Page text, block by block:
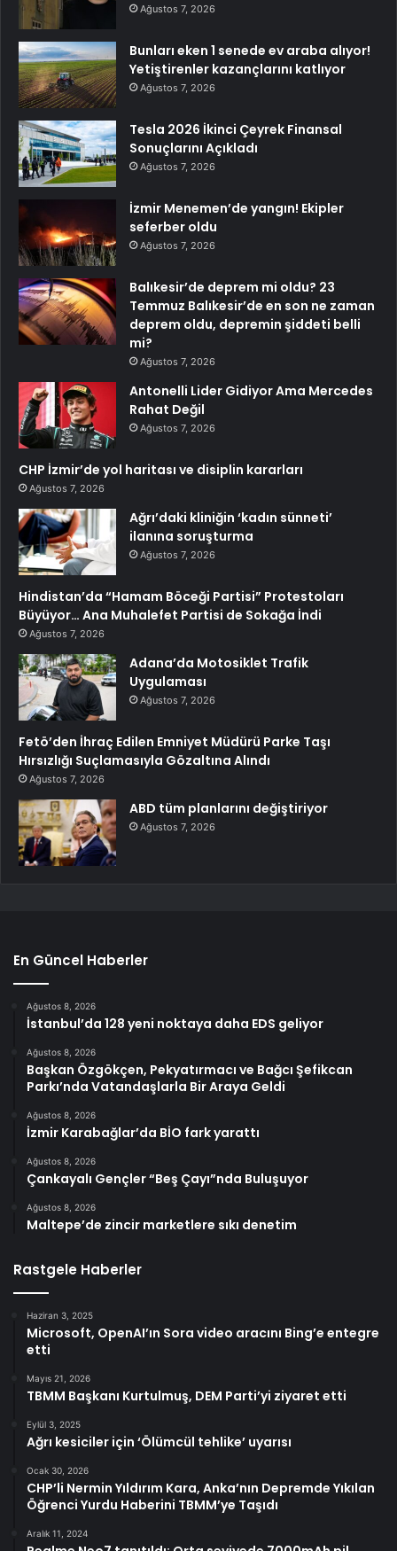
Ağustos 7, 2026
Bunları eken 1 senede ev araba alıyor!
Yetiştirenler kazançlarını katlıyor
Ağustos 7, 2026
Tesla 2026 İkinci Çeyrek Finansal
Sonuçlarını Açıkladı
Ağustos 7, 2026
İzmir Menemen’de yangın! Ekipler
seferber oldu
Ağustos 7, 2026
Balıkesir’de deprem mi oldu? 23
Temmuz Balıkesir’de en son ne zaman
deprem oldu, depremin şiddeti belli
mi?
Ağustos 7, 2026
Antonelli Lider Gidiyor Ama Mercedes
Rahat Değil
Ağustos 7, 2026
CHP İzmir’de yol haritası ve disiplin kararları
Ağustos 7, 2026
Ağrı’daki kliniğin ‘kadın sünneti’
ilanına soruşturma
Ağustos 7, 2026
Hindistan’da “Hamam Böceği Partisi” Protestoları
Büyüyor… Ana Muhalefet Partisi de Sokağa İndi
Ağustos 7, 2026
Adana’da Motosiklet Trafik
Uygulaması
Ağustos 7, 2026
Fetö’den İhraç Edilen Emniyet Müdürü Parke Taşı
Hırsızlığı Suçlamasıyla Gözaltına Alındı
Ağustos 7, 2026
ABD tüm planlarını değiştiriyor
Ağustos 7, 2026
En Güncel Haberler
Ağustos 8, 2026
İstanbul’da 128 yeni noktaya daha EDS geliyor
Ağustos 8, 2026
Başkan Özgökçen, Pekyatırmacı ve Bağcı Şefikcan
Parkı’nda Vatandaşlarla Bir Araya Geldi
Ağustos 8, 2026
İzmir Karabağlar’da BİO fark yarattı
Ağustos 8, 2026
Çankayalı Gençler “Beş Çayı”nda Buluşuyor
Ağustos 8, 2026
Maltepe’de zincir marketlere sıkı denetim
Rastgele Haberler
Haziran 3, 2025
Microsoft, OpenAI’ın Sora video aracını Bing’e entegre
etti
Mayıs 21, 2026
TBMM Başkanı Kurtulmuş, DEM Parti’yi ziyaret etti
Eylül 3, 2025
Ağrı kesiciler için ‘Ölümcül tehlike’ uyarısı
Ocak 30, 2026
CHP’li Nermin Yıldırım Kara, Anka’nın Depremde Yıkılan
Öğrenci Yurdu Haberini TBMM’ye Taşıdı
Aralık 11, 2024